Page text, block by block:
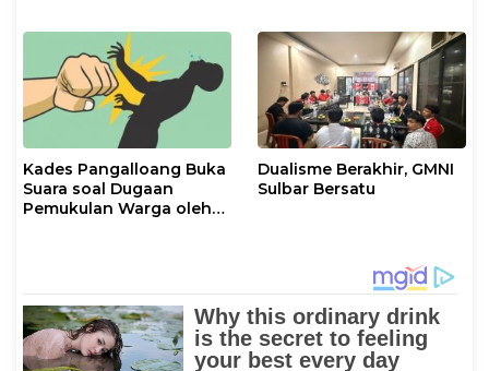
Kades Pangalloang Buka
Suara soal Dugaan
Pemukulan Warga oleh
Dualisme Berakhir, GMNI
Sulbar Bersatu